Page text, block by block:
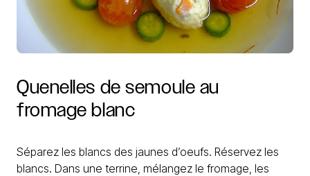
Quenelles de semoule au
fromage blanc
Séparez les blancs des jaunes d’oeufs. Réservez les
blancs. Dans une terrine, mélangez le fromage, les